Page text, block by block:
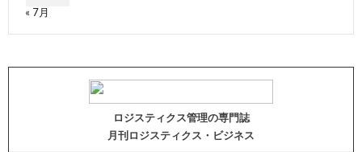
« 7月
ロジスティクス管理の専門誌
月刊ロジスティクス・ビジネス